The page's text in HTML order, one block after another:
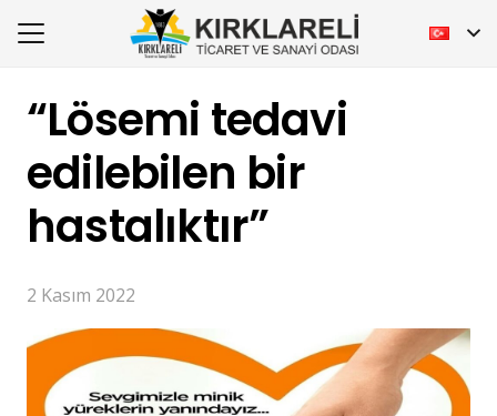
“Lösemi tedavi
edilebilen bir
hastalıktır”
2 Kasım 2022